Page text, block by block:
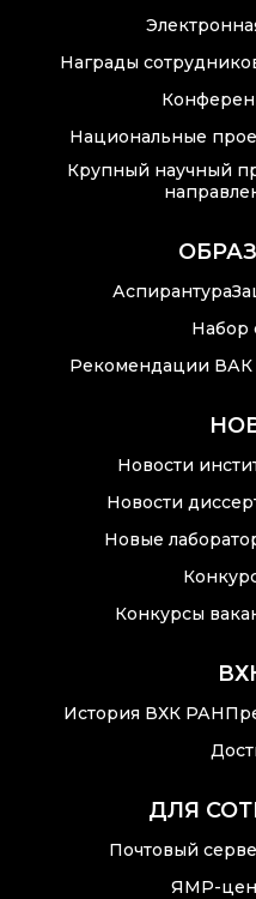
Награды
Национальные
Крупный научный
Аспирантура
Набор
Рекомендации ВАК
Новости
Новости
Новые
Конкурсы
История ВХК РАН
ДЛЯ
Почтовый
ЯМР-